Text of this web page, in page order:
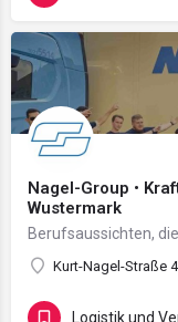
Nagel-Group •
Wustermark
Kurt-Nagel-Straße
Logistik und